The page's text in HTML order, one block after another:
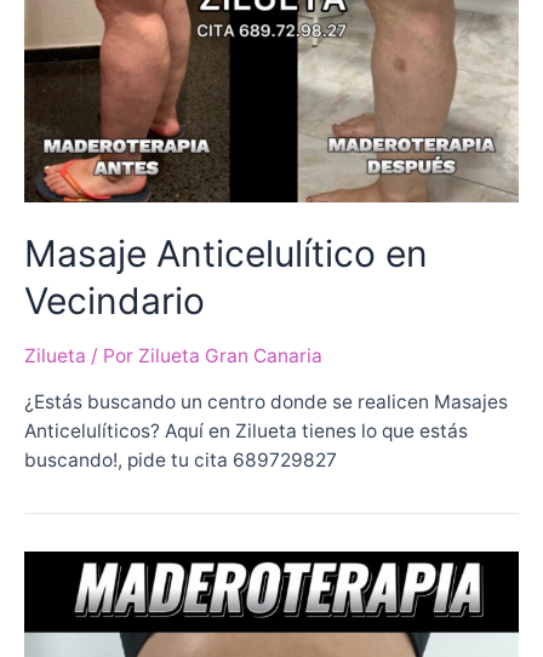
Masaje Anticelulítico en
Vecindario
Zilueta / Por Zilueta Gran Canaria
¿Estás buscando un centro donde se realicen Masajes
Anticelulíticos? Aquí en Zilueta tienes lo que estás
buscando!, pide tu cita 689729827